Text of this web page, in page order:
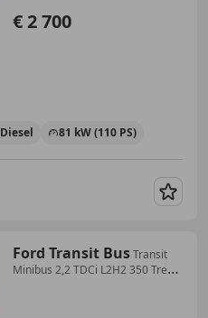
€ 2 700
Diesel 81 kW (110 PS)
Ford Transit BusTransit
Minibus 2,2 TDCi L2H2 350 Trend